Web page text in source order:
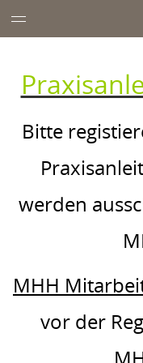
Bitte
werden
MHH
vor der